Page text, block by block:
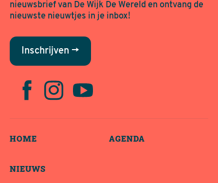
nieuwsbrief van De Wijk De Wereld en ontvang de
nieuwste nieuwtjes in je inbox!
Inschrijven →
HOME AGENDA
NIEUWS